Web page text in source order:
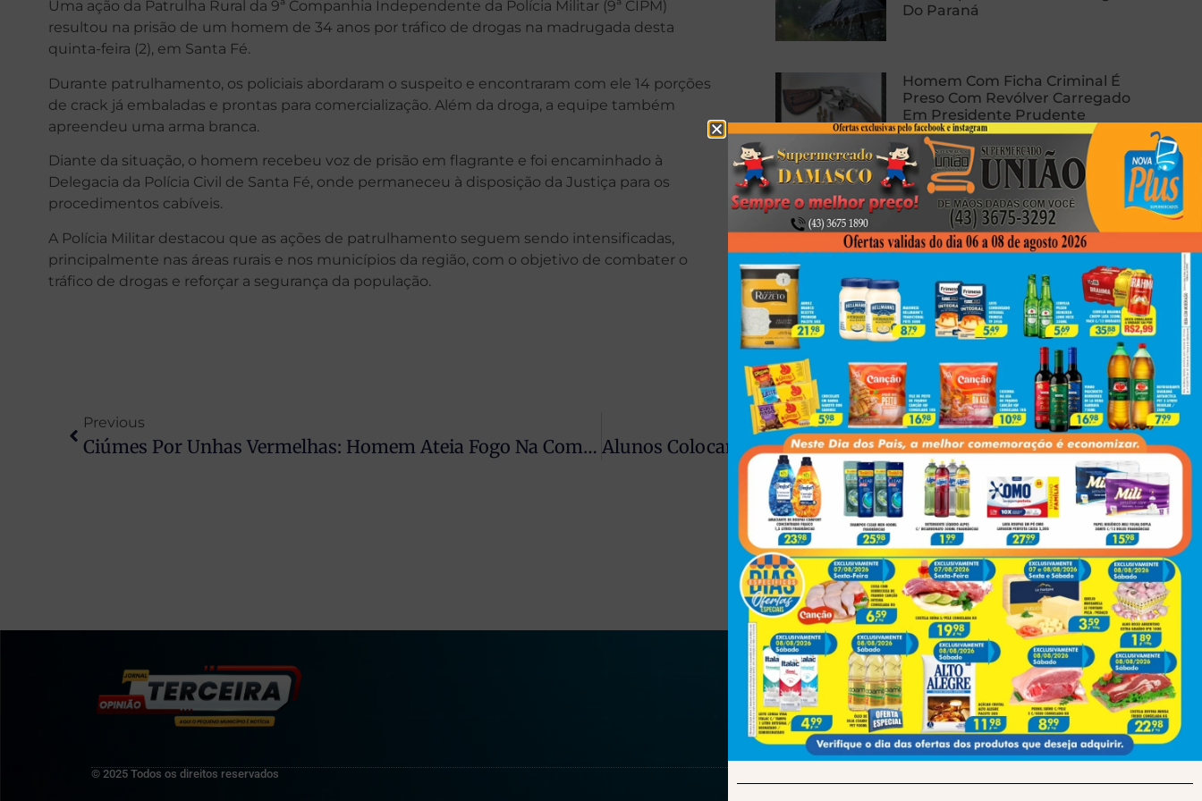
Uma ação da Patrulha Rural da 9ª Companhia Independente da Polícia Militar (9ª CIPM)
resultou na prisão de um homem de 34 anos por tráfico de drogas na madrugada desta
quinta-feira (2), em Santa Fé.
Durante patrulhamento, os policiais abordaram o suspeito e encontraram com ele 14 porções
de crack já embaladas e prontas para comercialização. Além da droga, a equipe também
apreendeu uma arma branca.
Diante da situação, o homem recebeu voz de prisão em flagrante e foi encaminhado à
Delegacia da Polícia Civil de Santa Fé, onde permaneceu à disposição da Justiça para os
procedimentos cabíveis.
A Polícia Militar destacou que as ações de patrulhamento seguem sendo intensificadas,
principalmente nas áreas rurais e nos municípios da região, com o objetivo de combater o
tráfico de drogas e reforçar a segurança da população.
Do Paraná
Homem Com Ficha Criminal É
Preso Com Revólver Carregado
Em Presidente Prudente
Carro E Caminhão Batem Na PR-
463, Em Colorado, E Motorista
Fica Ferido
Previous
Ciúmes Por Unhas Vermelhas: Homem Ateia Fogo Na Companheira E Acaba Preso Na Região
Next
Alunos Colocam Caco De Vidro Na Água De Professora; Três São Suspensos Após Caso Chocante Em Escola
(43) 991545950
© 2025 Todos os direitos reservados